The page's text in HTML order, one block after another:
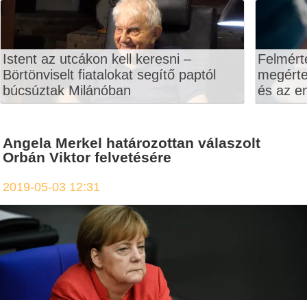
Istent az utcákon kell keresni –
Börtönviselt fiatalokat segítő paptól
búcsúztak Milánóban
és az
Angela Merkel határozottan válaszolt
Orbán Viktor felvetésére
2019-05-03 12:31